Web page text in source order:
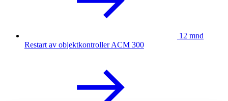
12 mnd
Restart av objektkontroller ACM 300